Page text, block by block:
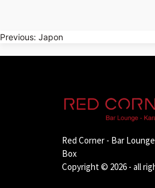
Navigation
de
Previous: Japon
Red Corner - Bar
Box
Copyright © 2026 - all